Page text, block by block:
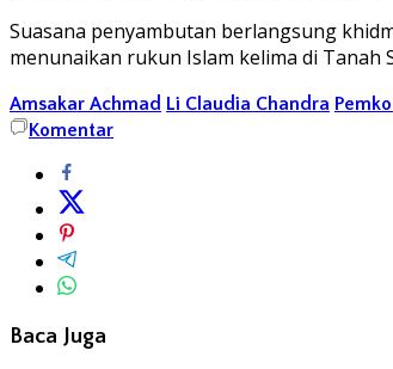
Suasana penyambutan berlangsung
menunaikan rukun Islam kelima di Tanah
Amsakar Achmad Li Claudia Chandra
Komentar
Baca Juga